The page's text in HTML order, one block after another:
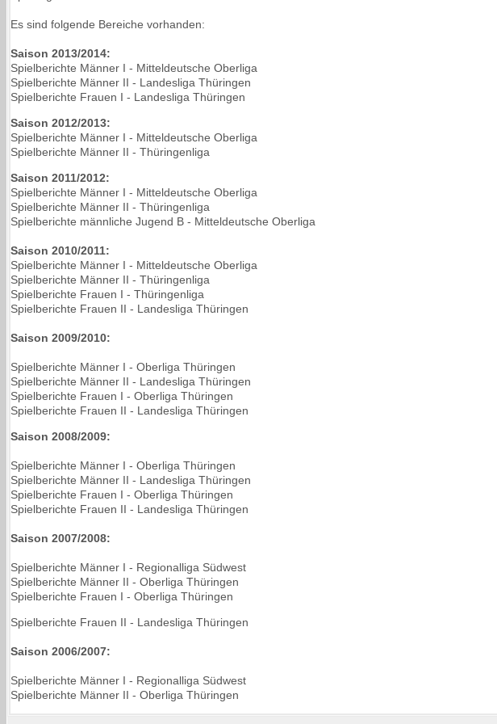
Es sind folgende Bereiche vorhanden:
Saison 2013/2014:
Spielberichte Männer I - Mitteldeutsche Oberliga
Spielberichte Männer II - Landesliga Thüringen
Spielberichte Frauen I - Landesliga Thüringen
Saison 2012/2013:
Spielberichte Männer I - Mitteldeutsche Oberliga
Spielberichte Männer II - Thüringenliga
Saison 2011/2012:
Spielberichte Männer I - Mitteldeutsche Oberliga
Spielberichte Männer II - Thüringenliga
Spielberichte männliche Jugend B - Mitteldeutsche Oberliga
Saison 2010/2011:
Spielberichte Männer I - Mitteldeutsche Oberliga
Spielberichte Männer II - Thüringenliga
Spielberichte Frauen I - Thüringenliga
Spielberichte Frauen II - Landesliga Thüringen
Saison 2009/2010:
Spielberichte Männer I - Oberliga Thüringen
Spielberichte Männer II - Landesliga Thüringen
Spielberichte Frauen I - Oberliga Thüringen
Spielberichte Frauen II - Landesliga Thüringen
Saison 2008/2009:
Spielberichte Männer I - Oberliga Thüringen
Spielberichte Männer II - Landesliga Thüringen
Spielberichte Frauen I - Oberliga Thüringen
Spielberichte Frauen II - Landesliga Thüringen
Saison 2007/2008:
Spielberichte Männer I - Regionalliga Südwest
Spielberichte Männer II - Oberliga Thüringen
Spielberichte Frauen I - Oberliga Thüringen
Spielberichte Frauen II - Landesliga Thüringen
Saison 2006/2007:
Spielberichte Männer I - Regionalliga Südwest
Spielberichte Männer II - Oberliga Thüringen